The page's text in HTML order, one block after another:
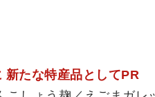
新たな特産品としてPR